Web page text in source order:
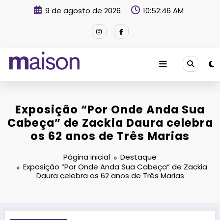
9 de agosto de 2026 10:52:47 AM
Revista Maison
Exposição “Por Onde Anda Sua
Cabeça” de Zackia Daura celebra
os 62 anos de Três Marias
Página inicial
Destaque
Exposição “Por Onde Anda Sua Cabeça” de Zackia
Daura celebra os 62 anos de Três Marias